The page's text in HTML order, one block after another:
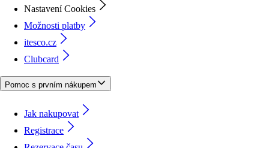
Nastavení Cookies
Možnosti platby
itesco.cz
Clubcard
Pomoc s prvním nákupem
Jak nakupovat
Registrace